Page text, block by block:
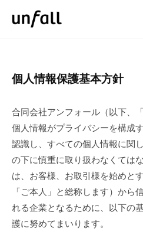
f
a
l
.
L
C
個
情
報
保
護
基
本
個人情報保護基本方針
合同会社アンフォール（以下、
個人情報がプライバシーを構成
認識し、すべての個人情報に関
の下に慎重に取り扱わなくては
は、お客様、お取引様を始めと
「ご本人」と総称します）から
れる企業となるために、以下の
護に努めてまいります。
n
.
L
C